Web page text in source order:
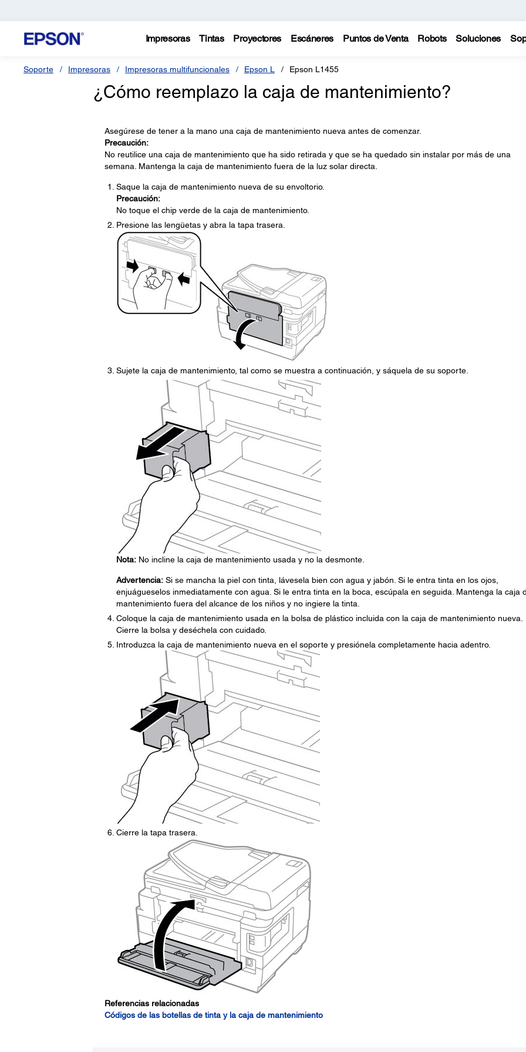
Impresoras Tintas Proyectores Escáneres Puntos de Venta Robots Soluciones
Soporte Impresoras Impresoras multifuncionales Epson L Epson L1455
¿Cómo reemplazo la caja de mantenimiento?
Asegúrese de tener a la mano una caja de mantenimiento nueva antes de comenzar.
Precaución:
No reutilice una caja de mantenimiento que ha sido retirada y que se ha quedado sin instalar por más de una
semana. Mantenga la caja de mantenimiento fuera de la luz solar directa.
Saque la caja de mantenimiento nueva de su envoltorio.
Precaución:
No toque el chip verde de la caja de mantenimiento.
Presione las lengüetas y abra la tapa trasera.
Sujete la caja de mantenimiento, tal como se muestra a continuación, y sáquela de su soporte.
Nota:No incline la caja de mantenimiento usada y no la desmonte.
Advertencia:Si se mancha la piel con tinta, lávesela bien con agua y jabón. Si le entra tinta en los ojos,
enjuágueselos inmediatamente con agua. Si le entra tinta en la boca, escúpala en seguida. Mantenga la caja
mantenimiento fuera del alcance de los niños y no ingiere la tinta.
Coloque la caja de mantenimiento usada en la bolsa de plástico incluida con la caja de mantenimiento nueva.
Cierre la bolsa y deséchela con cuidado.
Introduzca la caja de mantenimiento nueva en el soporte y presiónela completamente hacia adentro.
Cierre la tapa trasera.
Referencias relacionadas
Códigos de las botellas de tinta y la caja de mantenimiento